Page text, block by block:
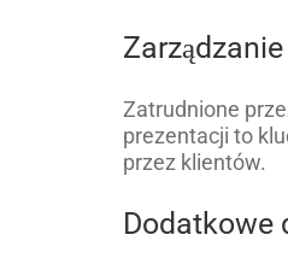
Zatrudnione
prezentacji to
przez klientów.
Dodatkowe